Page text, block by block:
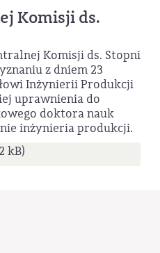
Komisji ds.
Komisji ds. Stopni
z dniem 23
Inżynierii Produkcji
uprawnienia do
doktora nauk
inżynieria produkcji.
kB)